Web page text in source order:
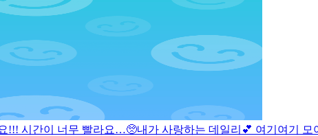
!!! 시간이 너무 빨라요…🥺내가 사랑하는 데일리💕 여기여기 모